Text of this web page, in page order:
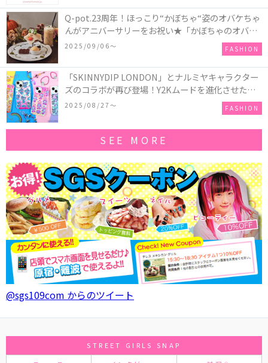
Q-pot.23周年！ほっこり“かぼちゃ“姿のオバケちゃ
んがアニバーサリーをお祝い★「かぼちゃのオバケ
ーキアクセサリー」が新発売！Q-pot CAFE.では
「かぼちゃのオバケーキプレート」も登場
2025/09/06〜 FASHION
「SKINNYDIP LONDON」とナルミヤキャラクター
ズのコラボが再び登場！Y2Kムードを進化させた新
作コレクションを発売♪
2025/08/27〜 FASHION
SEE MORE
@sgs109com からのツイート
STREET GIRLS SNAP